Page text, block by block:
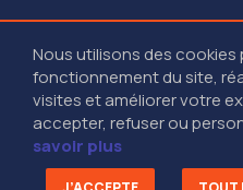
Nous utilisons des cookies
fonctionnement du site,
visites et améliorer votre
accepter, refuser ou
savoir plus
© 2026 -
01 40 13 40 13(9H -
27-29 RUE DES